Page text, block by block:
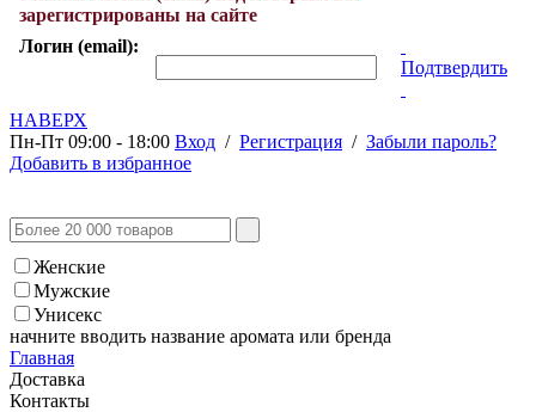
зарегистрированы на сайте
Логин (email):
Подтвердить
НАВЕРХ
Пн-Пт 09:00 - 18:00 Вход / Регистрация / Забыли пароль?
Добавить в избранное
Женские
Мужские
Унисекс
начните вводить название аромата или бренда
Главная
Доставка
Контакты